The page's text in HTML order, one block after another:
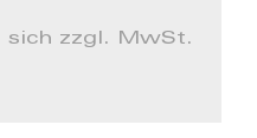
sich zzgl. MwSt.